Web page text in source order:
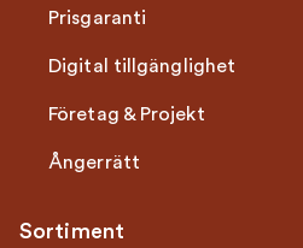
Prisgaranti
Digital tillgänglighet
Företag & Projekt
Ångerrätt
Sortiment